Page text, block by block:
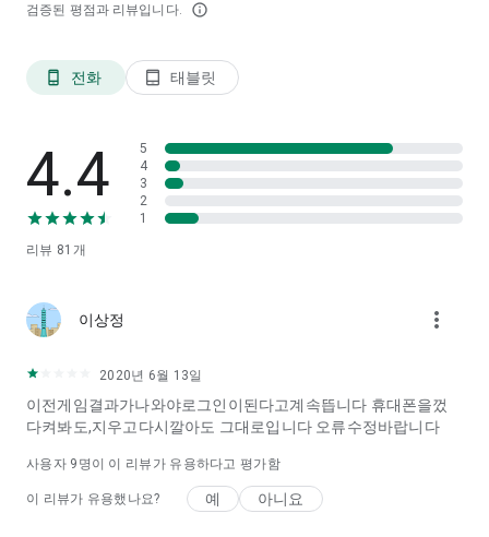
다른 유저들과의 치열한 한판 승부로 “패왕”에 도전하세요.
특별한 보상이 기다릴지도 모르잖아요?
----
강남구 언주로 551, 3층 301호(역삼동, 프라자빌딩)
06138 3748600996 2020-서울강남-01205 직접신고
검증된 평점과 리뷰입니다. info_outline
phone_android 전화 tablet_android 태블릿
4.4
리뷰 81 개
5
4
3
2
1
이상정 more_vert
2020년 6월 13일
이전게임결과가나와야로그인이된다고계속뜹니다 휴대폰을껐
다켜봐도,지우고다시깔아도 그대로입니다 오류수정바랍니다
사용자 9 명이 이 리뷰가 유용하다고 평가함
이 리뷰가 유용했나요? 예 아니요